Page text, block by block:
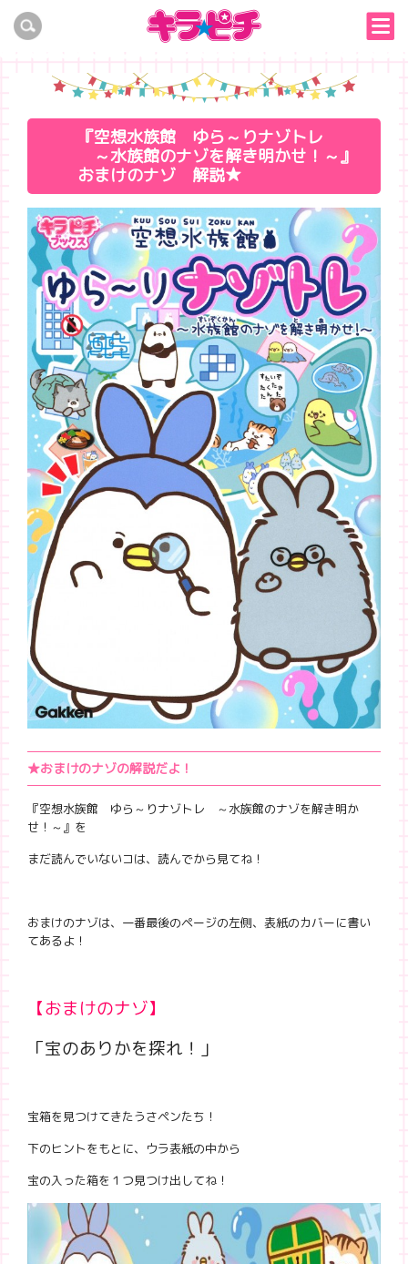
『空想水族館 ゆら～りナゾトレ
～水族館のナゾを解き明かせ！～』
おまけのナゾ 解説★
★おまけのナゾの解説だよ！
『空想水族館 ゆら～りナゾトレ ～水族館のナゾを解き明か
せ！～』を
まだ読んでいないコは、読んでから見てね！
おまけのナゾは、一番最後のページの左側、表紙のカバーに書い
てあるよ！
【おまけのナゾ】
「宝のありかを探れ！」
宝箱を見つけてきたうさペンたち！
下のヒントをもとに、ウラ表紙の中から
宝の入った箱を１つ見つけ出してね！